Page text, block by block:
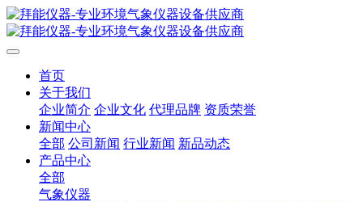
首页
关于我们
企业简介 企业文化 代理品牌 资质荣誉
新闻中心
全部 公司新闻 行业新闻 新品动态
产品中心
全部
气象仪器